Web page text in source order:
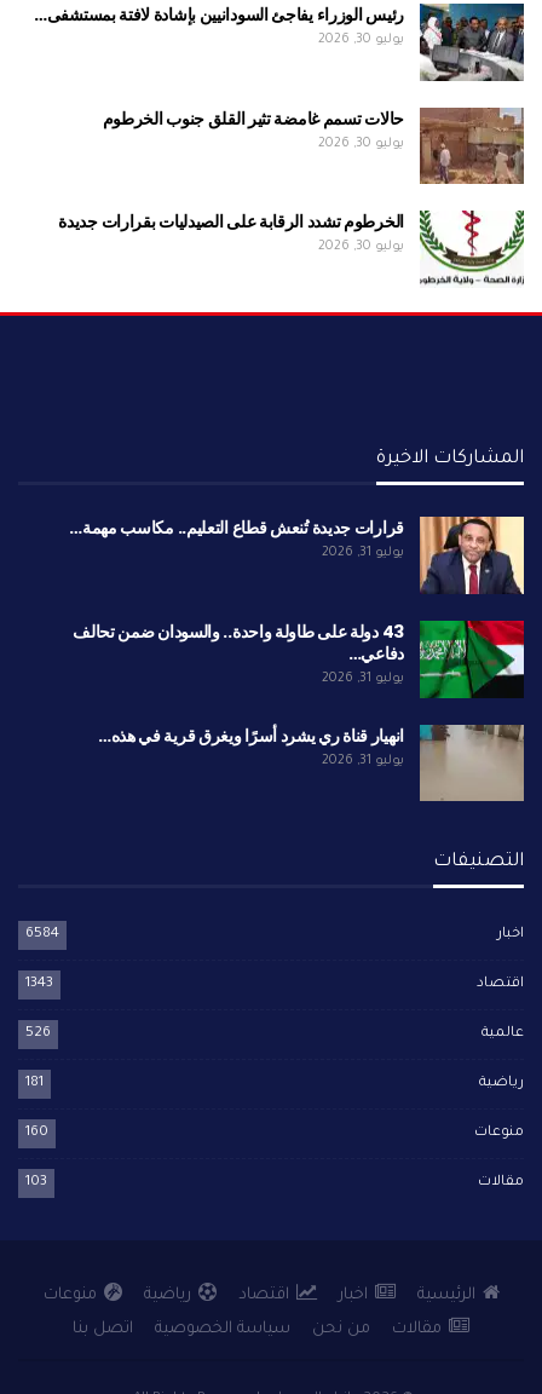
رئيس الوزراء يفاجئ السودانيين بإشادة لافتة بمستشفى…
يوليو 30, 2026
حالات تسمم غامضة تثير القلق جنوب الخرطوم
يوليو 30, 2026
الخرطوم تشدد الرقابة على الصيدليات بقرارات جديدة
يوليو 30, 2026
المشاركات الاخيرة
قرارات جديدة تُنعش قطاع التعليم.. مكاسب مهمة…
يوليو 31, 2026
43 دولة على طاولة واحدة.. والسودان ضمن تحالف
دفاعي…
يوليو 31, 2026
انهيار قناة ري يشرد أسرًا ويغرق قرية في هذه…
يوليو 31, 2026
التصنيفات
اخبار 6584
اقتصاد 1343
عالمية 526
رياضية 181
منوعات 160
مقالات 103
الرئيسية اخبار اقتصاد رياضية
منوعات
مقالات
من نحن سياسة الخصوصية اتصل بنا